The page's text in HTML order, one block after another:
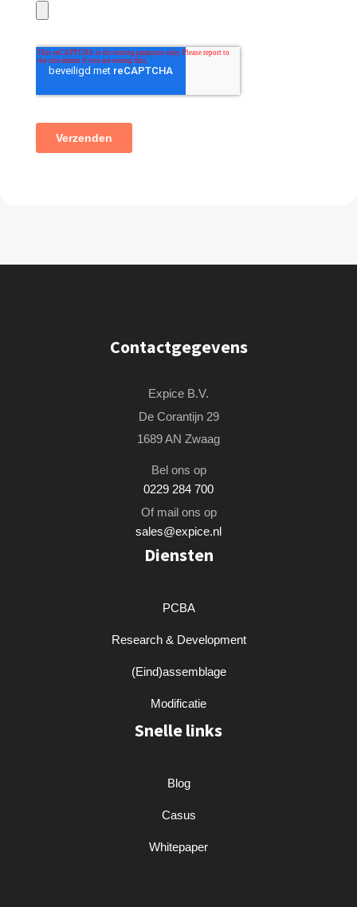
Contactgegevens
Expice B.V.
De Corantijn 29
1689 AN Zwaag
Bel ons op
0229 284 700
Of mail ons op
sales@expice.nl
Diensten
PCBA
Research & Development
(Eind)assemblage
Modificatie
Snelle links
Blog
Casus
Whitepaper